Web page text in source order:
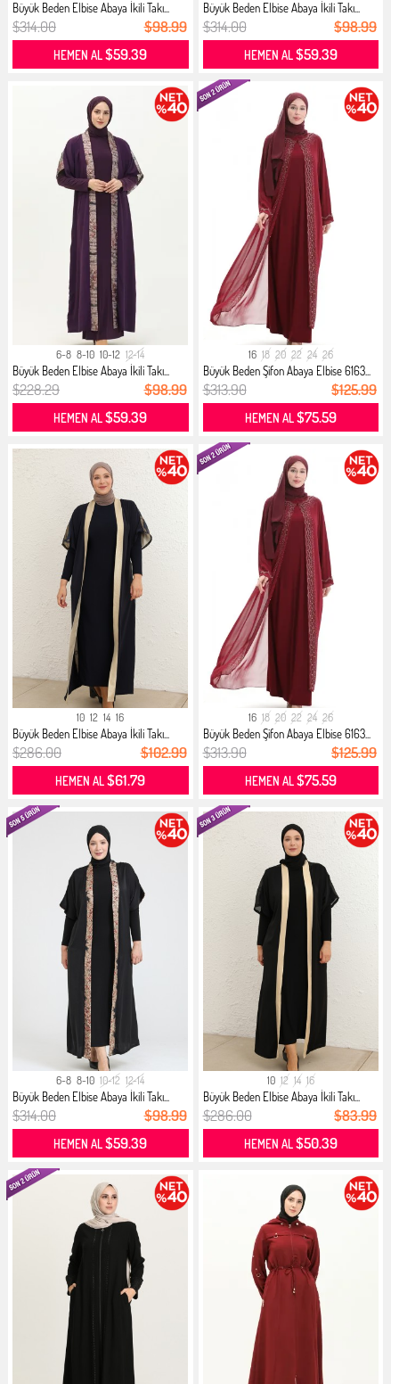
Büyük Beden Elbise Abaya İkili Takı...
$314.00 $98.99
HEMEN AL$59.39
Büyük Beden Elbise Abaya İkili Takı...
$314.00 $98.99
HEMEN AL$59.39
6-8 8-10 10-12 12-14
Büyük Beden Elbise Abaya İkili Takı...
$228.29 $98.99
HEMEN AL$59.39
16 18 20 22 24 26
Büyük Beden Şifon Abaya Elbise 6163...
$313.90 $125.99
HEMEN AL$75.59
10 12 14 16
Büyük Beden Elbise Abaya İkili Takı...
$286.00 $102.99
HEMEN AL$61.79
16 18 20 22 24 26
Büyük Beden Şifon Abaya Elbise 6163...
$313.90 $125.99
HEMEN AL$75.59
6-8 8-10 10-12 12-14
Büyük Beden Elbise Abaya İkili Takı...
$314.00 $98.99
HEMEN AL$59.39
10 12 14 16
Büyük Beden Elbise Abaya İkili Takı...
$286.00 $83.99
HEMEN AL$50.39